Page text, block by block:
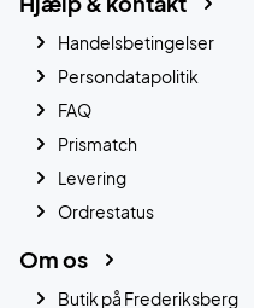
Handelsbetingelser
Persondatapolitik
FAQ
Prismatch
Levering
Ordrestatus
Om os
Butik på Frederiksberg